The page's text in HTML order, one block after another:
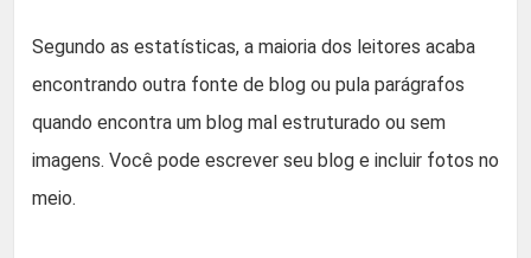
Segundo as estatísticas, a maioria dos leitores acaba
encontrando outra fonte de blog ou pula parágrafos
quando encontra um blog mal estruturado ou sem
imagens. Você pode escrever seu blog e incluir fotos no
meio.